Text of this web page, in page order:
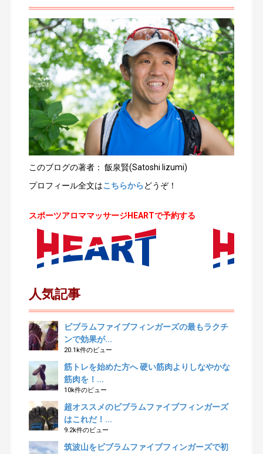
このブログの著者： 飯泉賢(Satoshi Iizumi)
プロフィール全文はこちらからどうぞ！
スポーツアロママッサージHEARTで予約する
人気記事
ビブラムファイブフィンガーズの最もラクチ
ンで効果が...
20.1k件のビュー
筋トレを始めた方へ 硬い筋肉よりしなやかな
筋肉を！...
10k件のビュー
超オススメのビブラムファイブフィンガーズ
はこれだ！...
9.2k件のビュー
筑波山をビブラムファイブフィンガーズで初